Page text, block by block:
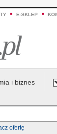
E-SKLEP
i biznes
ofertę